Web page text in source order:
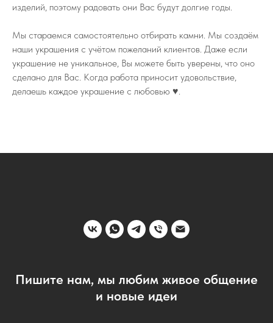
изделий, поэтому радовать они Вас будут долгие годы.
Мы стараемся самостоятельно отбирать камни. Мы создаём
наши украшения с учётом пожеланий клиентов. Даже если
украшение не уникальное, Вы можете быть уверены, что оно
сделано для Вас. Когда работа приносит удовольствие,
делаешь каждое украшение с любовью ♥️.
Пишите нам, мы любим живое общение
и новые идеи